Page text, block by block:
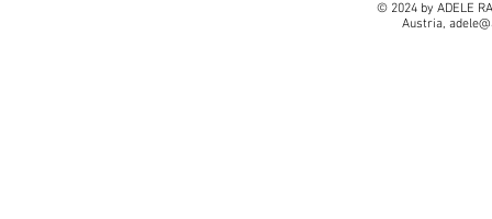
© 2024 by ADELE
Austria,